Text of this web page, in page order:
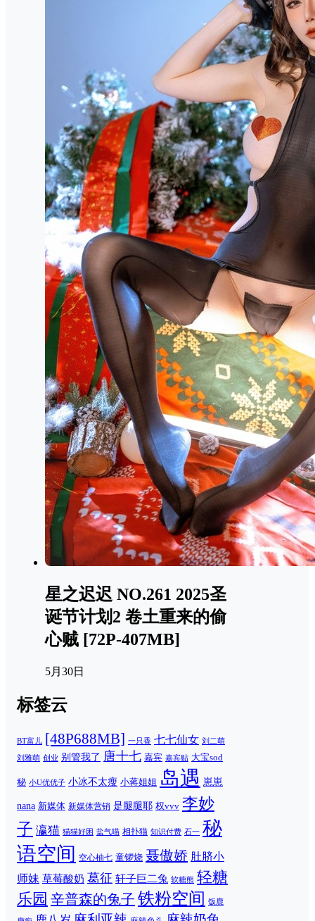
星之迟迟 NO.261 2025圣
诞节计划2 卷土重来的偷
心贼 [72P-407MB]
5月30日
标签云
BT富儿 [48P688MB] 一只香 七七仙女 刘二萌
刘雅萌 创业 别管我了 唐十七 嘉宾 嘉宾贴 大宝sod
秘 小U优优子 小冰不太瘦 小蒋姐姐 岛遇 崽崽
nana 新媒体 新媒体营销 是腿腿耶 权vvv 李妙
子 瀛猫 猫猫好困 盐气喵 相扑猫 知识付费 石一 秘
语空间
空心柚七 童锣烧 聂傲娇 肚脐小
师妹 草莓酸奶 葛征 轩子巨二兔 软糖熊 轻糖
乐园 辛普森的兔子 铁粉空间 饭鹿